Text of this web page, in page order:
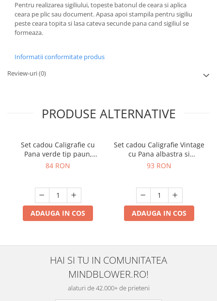
Pentru realizarea sigiliului, topeste batonul de ceara si aplica
ceara pe plic sau document. Apasa apoi stampila pentru sigiliu
peste ceara topita si lasa cateva secunde pana cand sigiliul se
formeaza.
Informatii conformitate produs
Review-uri(0)
PRODUSE ALTERNATIVE
Set cadou Caligrafie cu
Pana verde tip paun,
Cerneala si Cutie Vintage, 3
84 RON
ADAUGA IN COS
Set cadou Caligrafie Vintage
cu Pana albastra si
Cerneala si Accesorii, 7
93 RON
ADAUGA IN COS
HAI SI TU IN COMUNITATEA
MINDBLOWER.RO!
alaturi de 42.000+ de prieteni